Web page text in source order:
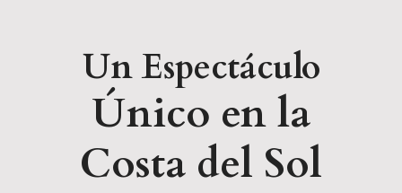
Un Espectáculo
Único en la
Costa del Sol